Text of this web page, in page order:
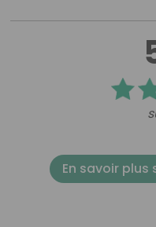
En savoir plus